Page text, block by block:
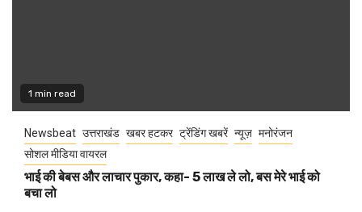
1 min read
Newsbeat उत्तराखंड खबर हटकर ट्रेंडिंग खबरें न्यूज़ मनोरंजन
सोशल मीडिया वायरल
भाई की बेबस और लाचार पुकार, कहा- 5 लाख ले लो, बस मेरे भाई को
बचा लो